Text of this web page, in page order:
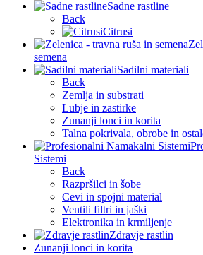
Sadne rastline
Back
Citrusi
semena
Sadilni materiali
Back
Zemlja in substrati
Lubje in zastirke
Zunanji lonci in korita
Talna pokrivala, obrobe in
Sistemi
Back
Razpršilci in šobe
Cevi in spojni material
Ventili filtri in jaški
Elektronika in krmiljenje
Zdravje rastlin
Zunanji lonci in korita